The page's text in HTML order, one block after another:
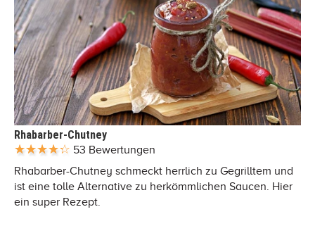
Rhabarber-Chutney
53 Bewertungen
Rhabarber-Chutney schmeckt herrlich zu Gegrilltem und
ist eine tolle Alternative zu herkömmlichen Saucen. Hier
ein super Rezept.